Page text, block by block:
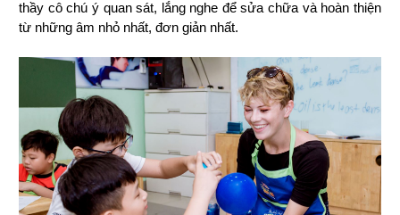
thầy cô chú ý quan sát, lắng nghe để sửa chữa và hoàn thiện
từ những âm nhỏ nhất, đơn giản nhất.